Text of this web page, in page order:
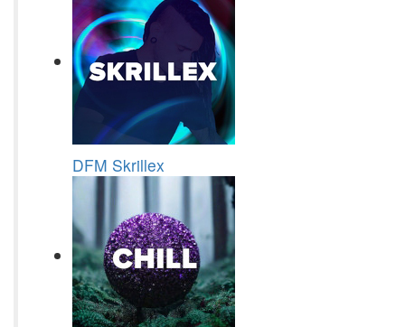
DFM Skrillex